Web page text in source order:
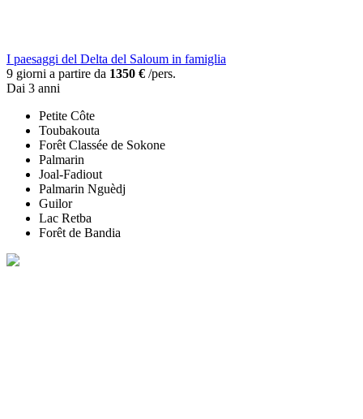
I paesaggi del Delta del Saloum in famiglia
9 giorni a partire da 1350 € /pers.
Dai 3 anni
Petite Côte
Toubakouta
Forêt Classée de Sokone
Palmarin
Joal-Fadiout
Palmarin Nguèdj
Guilor
Lac Retba
Forêt de Bandia